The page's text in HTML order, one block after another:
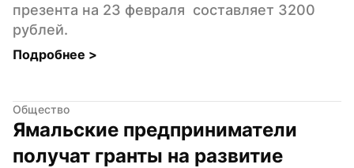
презента на 23 февраля  составляет 3200
рублей.
Подробнее >
Общество
Ямальские предприниматели
получат гранты на развитие